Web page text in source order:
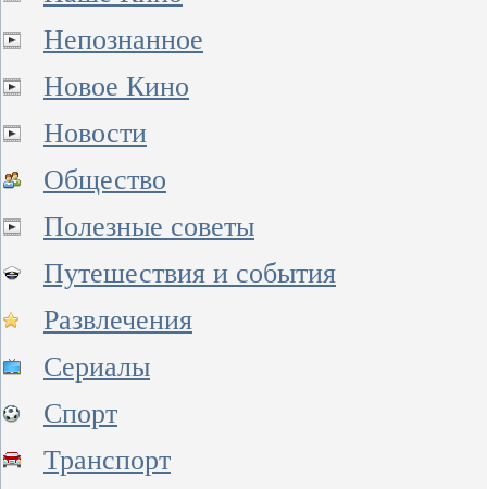
Непознанное
Новое Кино
Новости
Общество
Полезные советы
Путешествия и события
Развлечения
Сериалы
Спорт
Транспорт